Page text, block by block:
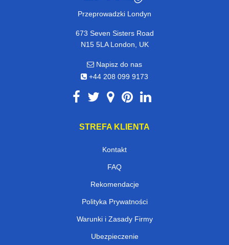
Przeprowadzki Londyn
673 Seven Sisters Road
N15 5LA London, UK
Napisz do nas
+44 208 099 9173
STREFA KLIENTA
Kontakt
FAQ
Rekomendacje
Polityka Prywatności
Warunki i Zasady Firmy
Ubezpieczenie